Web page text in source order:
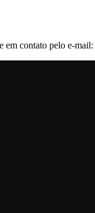
em contato pelo e-mail: